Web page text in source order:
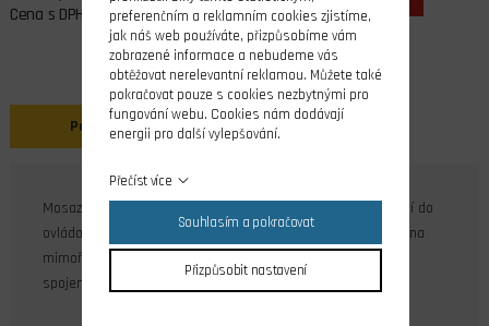
Cena s DPH
Popis
Mosazné niklované micro koncovky táhla určené pro použití do
ovládacích pák s otvorem pr.1 v případech, kdy je požadována
mimořádně obtížná rozebiratelnost a vysoká bezpečnost
spojení. Jistícím prvkem je pojistný kroužek Quicklock.
preferenčním a reklamním cookies zjistíme,
jak náš web používáte, přizpůsobíme vám
zobrazené informace a nebudeme vás
obtěžovat nerelevantní reklamou. Můžete také
pokračovat pouze s cookies nezbytnými pro
fungování webu. Cookies nám dodávají
energii pro další vylepšování.
Přečíst více
Souhlasím a pokračovat
Přizpůsobit nastavení